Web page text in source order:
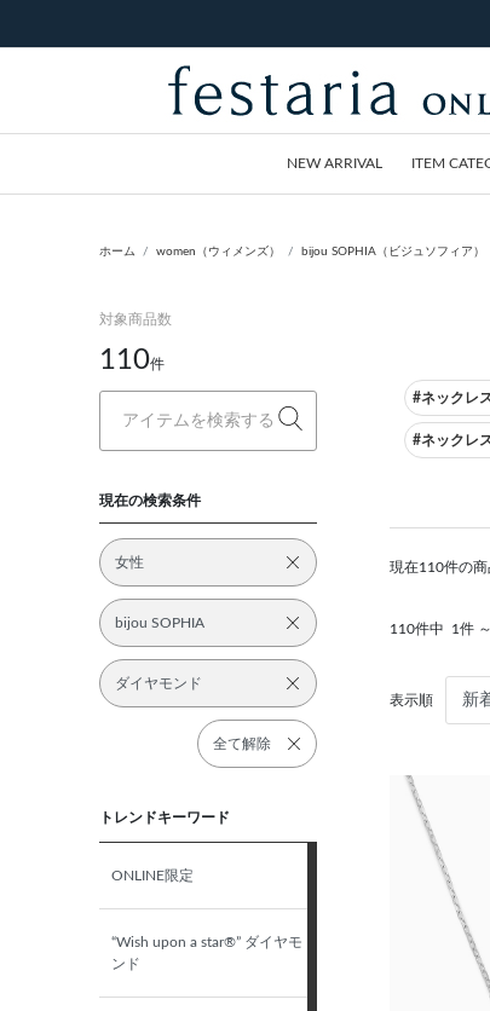
NEW ARRIVAL ITEM
ホーム women（ウィメンズ） bijou SOPHIA（ビジュソフィア）
対象商品数
110件
現在の検索条件
女性
bijou SOPHIA
ダイヤモンド
全て解除
トレンドキーワード
ONLINE限定
“Wish upon a star®” ダイヤモ
ンド
#ネックレ
#ネックレ
現在110件の商
110件中 1件
表示順